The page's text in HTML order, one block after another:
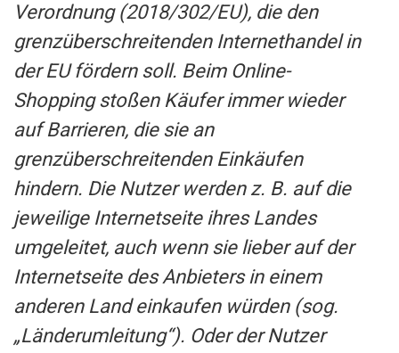
Verordnung (2018/302/EU), die den
grenzüberschreitenden Internethandel in
der EU fördern soll. Beim Online-
Shopping stoßen Käufer immer wieder
auf Barrieren, die sie an
grenzüberschreitenden Einkäufen
hindern. Die Nutzer werden z. B. auf die
jeweilige Internetseite ihres Landes
umgeleitet, auch wenn sie lieber auf der
Internetseite des Anbieters in einem
anderen Land einkaufen würden (sog.
„Länderumleitung“). Oder der Nutzer